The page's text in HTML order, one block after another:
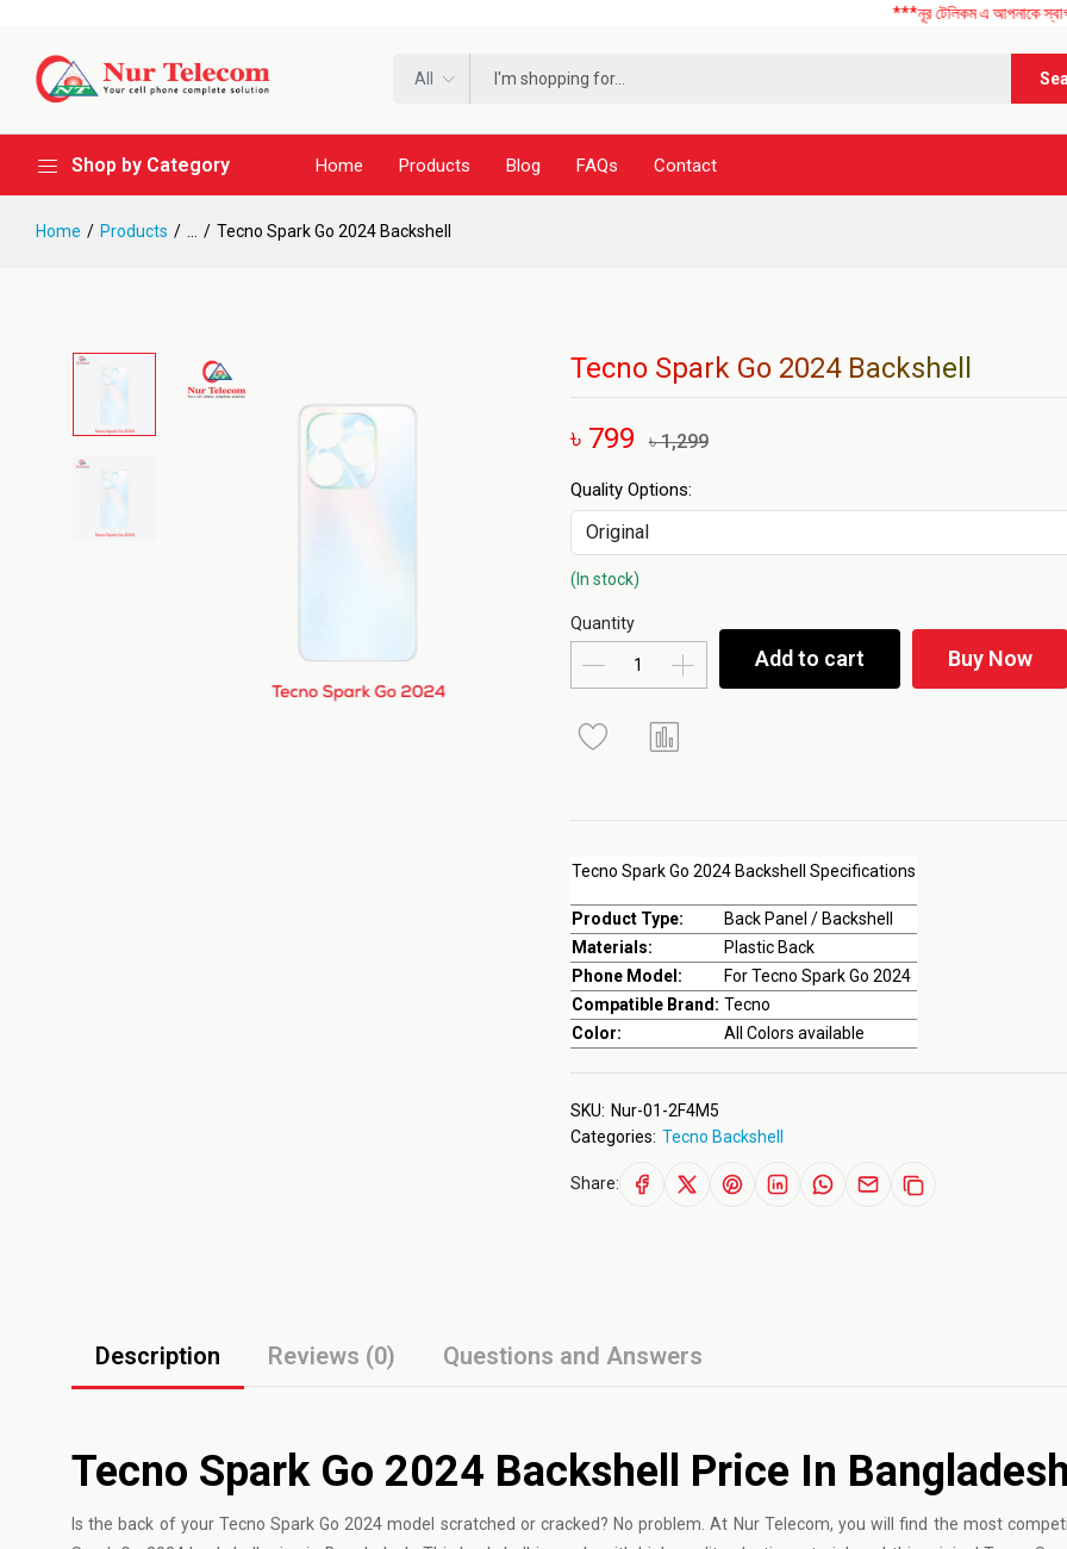
***নূর টেলিকম এ আপনাকে স্বাগতম !
All
Shop by Category Home Products Blog FAQs Contact
Home Products Tecno Spark Go 2024 Backshell
Tecno Spark Go 2024 Backshell
৳ 799 ৳ 1,299
Tecno Spark Go 2024 Backshell Specifications
Product Type:
Back Panel / Backshell
Materials:
Plastic Back
Phone Model:
For Tecno Spark Go 2024
Compatible Brand: Tecno
Color:
All Colors available
Quality Options:
(In stock)
Quantity
Add to cart Buy Now
SKU: Nur-01-2F4M5
Categories: Tecno Backshell
Share:
Description Reviews (0) Questions and Answers
Tecno Spark Go 2024 Backshell Price In Bangladesh
Is the back of your Tecno Spark Go 2024 model scratched or cracked? No problem. At Nur Telecom, you will find the most